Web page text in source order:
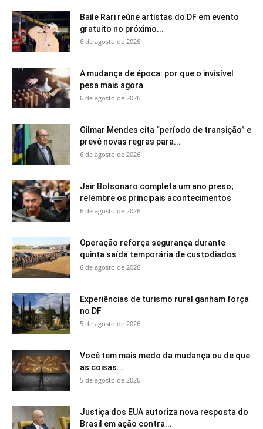
Baile Rari reúne artistas do DF em evento
gratuito no próximo...
6 de agosto de 2026
A mudança de época: por que o invisível
pesa mais agora
6 de agosto de 2026
Gilmar Mendes cita “período de transição” e
prevê novas regras para...
6 de agosto de 2026
Jair Bolsonaro completa um ano preso;
relembre os principais acontecimentos
6 de agosto de 2026
Operação reforça segurança durante
quinta saída temporária de custodiados
6 de agosto de 2026
Experiências de turismo rural ganham força
no DF
5 de agosto de 2026
Você tem mais medo da mudança ou de que
as coisas...
5 de agosto de 2026
Justiça dos EUA autoriza nova resposta do
Brasil em ação contra...